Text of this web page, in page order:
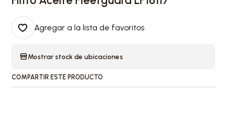
Agregar a la lista de favoritos
Mostrar stock de ubicaciones
COMPARTIR ESTE PRODUCTO